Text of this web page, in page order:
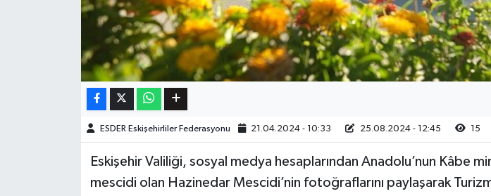
ESDER Eskişehirliler Federasyonu 21.04.2024 - 10:33 25.08.2024 - 12:45 15
Eskişehir Valiliği, sosyal medya hesaplarından Anadolu’nun Kâbe
mescidi olan Hazinedar Mescidi’nin fotoğraflarını paylaşarak